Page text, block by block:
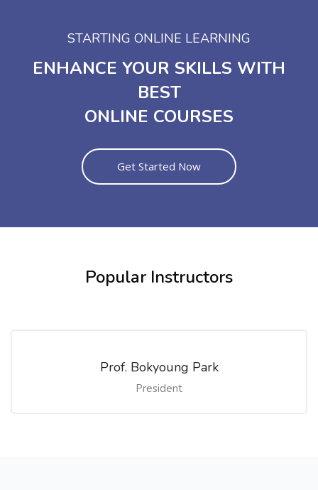
STARTING ONLINE LEARNING
ENHANCE YOUR SKILLS WITH
BEST
ONLINE COURSES
Get Started Now
Popular Instructors
Prof. Bokyoung Park
President